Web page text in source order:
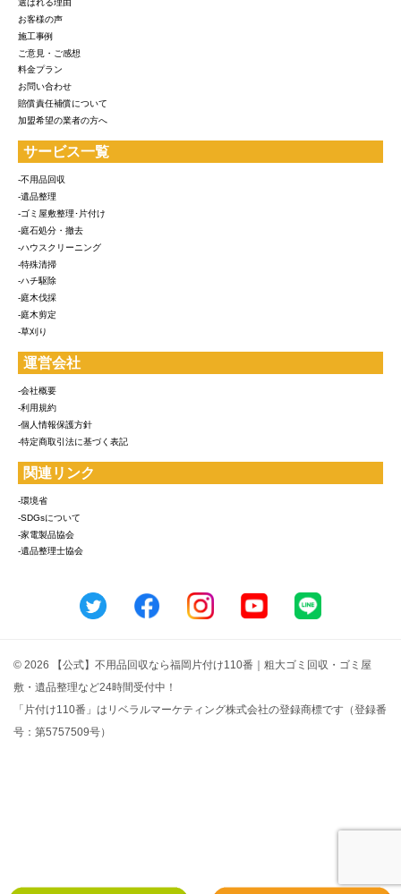
選ばれる理由
お客様の声
施工事例
ご意見・ご感想
料金プラン
お問い合わせ
賠償責任補償について
加盟希望の業者の方へ
サービス一覧
-不用品回収
-遺品整理
-ゴミ屋敷整理･片付け
-庭石処分・撤去
-ハウスクリーニング
-特殊清掃
-ハチ駆除
-庭木伐採
-庭木剪定
-草刈り
運営会社
-会社概要
-利用規約
-個人情報保護方針
-特定商取引法に基づく表記
関連リンク
-環境省
-SDGsについて
-家電製品協会
-遺品整理士協会
© 2026 【公式】不用品回収なら福岡片付け110番｜粗大ゴミ回収・ゴミ屋
敷・遺品整理など24時間受付中！
「片付け110番」はリベラルマーケティング株式会社の登録商標です（登録番
号：第5757509号）